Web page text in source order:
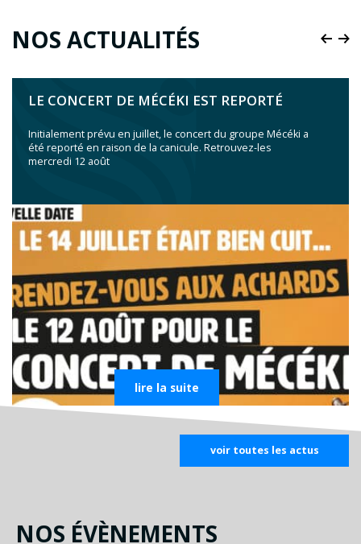
NOS ACTUALITÉS
LE CONCERT DE MÉCÉKI EST REPORTÉ
Initialement prévu en juillet, le concert du groupe Mécéki a
été reporté en raison de la canicule. Retrouvez-les
mercredi 12 août
lire la suite
voir toutes les actus
NOS ÉVÈNEMENTS